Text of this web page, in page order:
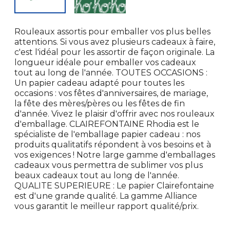
Rouleaux assortis pour emballer vos plus belles
attentions. Si vous avez plusieurs cadeaux à faire,
c'est l'idéal pour les assortir de façon originale. La
longueur idéale pour emballer vos cadeaux
tout au long de l'année. TOUTES OCCASIONS :
Un papier cadeau adapté pour toutes les
occasions : vos fêtes d'anniversaires, de mariage,
la fête des mères/pères ou les fêtes de fin
d'année. Vivez le plaisir d'offrir avec nos rouleaux
d'emballage. CLAIREFONTAINE Rhodia est le
spécialiste de l'emballage papier cadeau : nos
produits qualitatifs répondent à vos besoins et à
vos exigences ! Notre large gamme d'emballages
cadeaux vous permettra de sublimer vos plus
beaux cadeaux tout au long de l'année.
QUALITE SUPERIEURE : Le papier Clairefontaine
est d'une grande qualité. La gamme Alliance
vous garantit le meilleur rapport qualité/prix.